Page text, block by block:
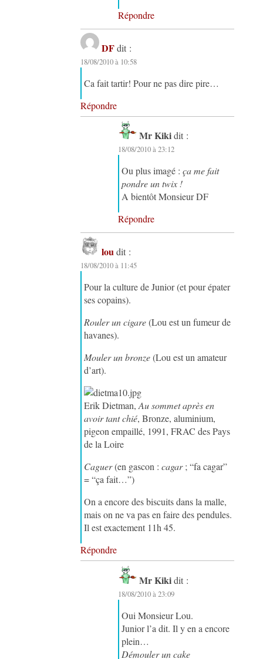
Répondre
DF dit :
18/08/2010 à 10:58
Ca fait tartir! Pour ne pas dire pire…
Répondre
Mr Kiki dit :
18/08/2010 à 23:12
Ou plus imagé :ça me fait
pondre un twix !
A bientôt Monsieur DF
Répondre
lou dit :
18/08/2010 à 11:45
Pour la culture de Junior (et pour épater
ses copains).
Rouler un cigare(Lou est un fumeur de
havanes).
Mouler un bronze(Lou est un amateur
d’art).
Erik Dietman,Au sommet après en
avoir tant chié, Bronze, aluminium,
pigeon empaillé, 1991, FRAC des Pays
de la Loire
Caguer(en gascon :cagar; “fa cagar”
= “ça fait…”)
On a encore des biscuits dans la malle,
mais on ne va pas en faire des pendules.
Il est exactement 11h 45.
Répondre
Mr Kiki dit :
18/08/2010 à 23:09
Oui Monsieur Lou.
Junior l’a dit. Il y en a encore
plein…
Démouler un cake